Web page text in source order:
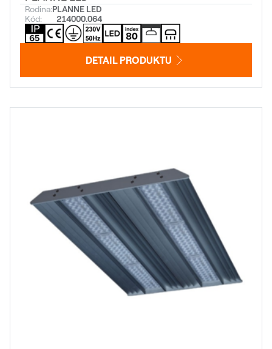
Rodina:PLANNE LED
Kód:
214000.064
DETAIL PRODUKTU